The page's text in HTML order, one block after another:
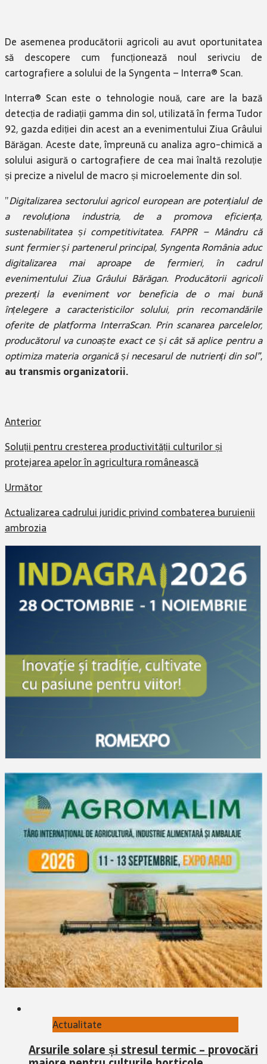
De asemenea producătorii agricoli au avut oportunitatea
să descopere cum funcționează noul serivciu de
cartografiere a solului de la Syngenta – Interra® Scan.
Interra® Scan este o tehnologie nouă, care are la bază
detecția de radiații gamma din sol, utilizată în ferma Tudor
92, gazda ediției din acest an a evenimentului Ziua Grâului
Bărăgan. Aceste date, împreună cu analiza agro-chimică a
solului asigură o cartografiere de cea mai înaltă rezoluție
și precize a nivelul de macro și microelemente din sol.
”Digitalizarea sectorului agricol european are potențialul de
a revoluționa industria, de a promova eficiența,
sustenabilitatea și competitivitatea. FAPPR – Mândru că
sunt fermier și partenerul principal, Syngenta România aduc
digitalizarea mai aproape de fermieri, în cadrul
evenimentului Ziua Grâului Bărăgan. Producătorii agricoli
prezenți la eveniment vor beneficia de o mai bună
înțelegere a caracteristicilor solului, prin recomandările
oferite de platforma InterraScan. Prin scanarea parcelelor,
producătorul va cunoaște exact ce și cât să aplice pentru a
optimiza materia organică și necesarul de nutrienți din sol”,
au transmis organizatorii.
Anterior
Soluții pentru creșterea productivității culturilor și
protejarea apelor în agricultura românească
Următor
Actualizarea cadrului juridic privind combaterea buruienii
ambrozia
Actualitate
Arsurile solare și stresul termic – provocări